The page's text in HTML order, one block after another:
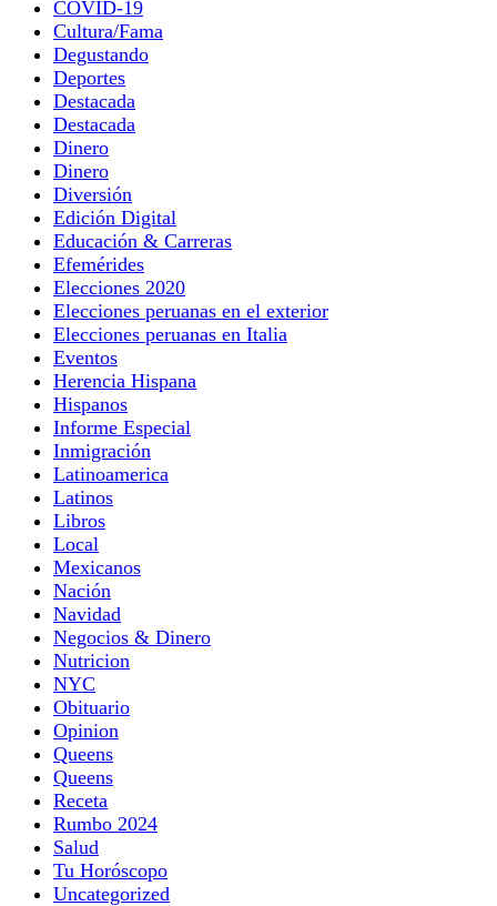
COVID-19
Cultura/Fama
Degustando
Deportes
Destacada
Destacada
Dinero
Dinero
Diversión
Edición Digital
Educación & Carreras
Efemérides
Elecciones 2020
Elecciones peruanas en el exterior
Elecciones peruanas en Italia
Eventos
Herencia Hispana
Hispanos
Informe Especial
Inmigración
Latinoamerica
Latinos
Libros
Local
Mexicanos
Nación
Navidad
Negocios & Dinero
Nutricion
NYC
Obituario
Opinion
Queens
Queens
Receta
Rumbo 2024
Salud
Tu Horóscopo
Uncategorized